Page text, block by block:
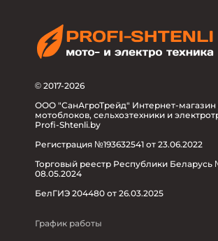
© 2017-2026
ООО "СанАгроТрейд" Интернет-
мотоблоков, сельхозтехники и
Profi-Shtenli.by
Регистрация №193632541 от 23.06.2022
Торговый реестр Республики Беларусь
08.05.2024
БелГИЭ 204480 от 26.03.2025
График работы